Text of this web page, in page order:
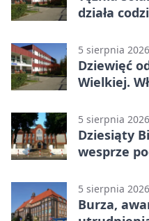
działa
5 sierpnia 2026
Dziewięć
Wielkiej.
5 sierpnia 2026
Dziesiąty
wesprze
5 sierpnia 2026
Burza,